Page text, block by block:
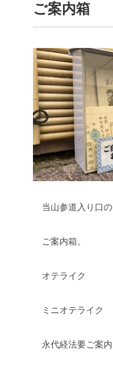
ご案内箱
当山参道入り口の
ご案内箱。
オテライク
ミニオテライク
永代経法要ご案内